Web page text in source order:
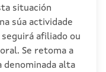
situación
súa actividade
seguirá afiliado ou
Se retoma a
denominada alta